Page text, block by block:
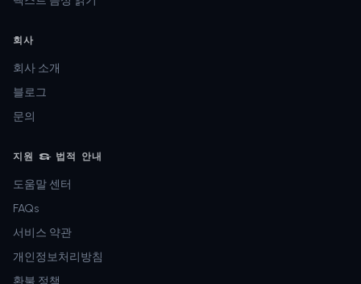
회사
회사 소개
블로그
문의
지원 & 법적 안내
도움말 센터
FAQs
서비스 약관
개인정보처리방침
환불 정책